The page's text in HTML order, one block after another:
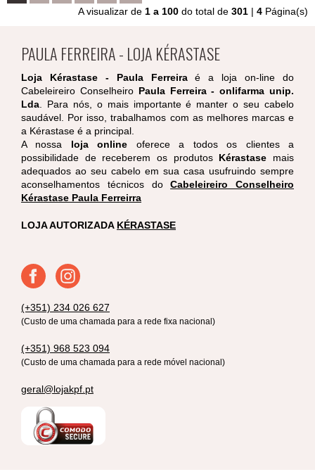
A visualizar de 1 a 100 do total de 301 | 4 Página(s)
PAULA FERREIRA - LOJA KÉRASTASE
Loja Kérastase - Paula Ferreiraé a loja on-line do
Cabeleireiro ConselheiroPaula Ferreira - onlifarma unip.
Lda . Para nós, o mais importante é manter o seu cabelo
saudável. Por isso, trabalhamos com as melhores marcas e
a Kérastase é a principal.
A nossa loja online oferece a todos os clientes a
possibilidade de receberem os produtos Kérastase mais
adequados ao seu cabelo em sua casa usufruindo sempre
aconselhamentos técnicos doCabeleireiro Conselheiro
Kérastase Paula Ferreirra
LOJA AUTORIZADA KÉRASTASE
(+351) 234 026 627
(Custo de uma chamada para a rede fixa nacional)
(+351) 968 523 094
(Custo de uma chamada para a rede móvel nacional)
geral@lojakpf.pt